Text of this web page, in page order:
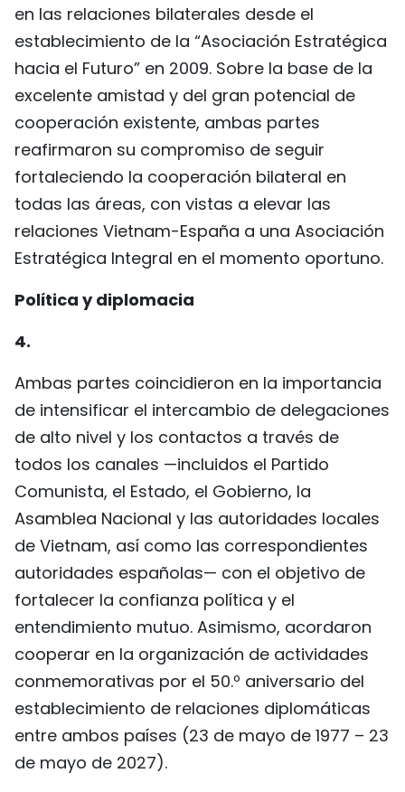
en las relaciones bilaterales desde el
establecimiento de la “Asociación Estratégica
hacia el Futuro” en 2009. Sobre la base de la
excelente amistad y del gran potencial de
cooperación existente, ambas partes
reafirmaron su compromiso de seguir
fortaleciendo la cooperación bilateral en
todas las áreas, con vistas a elevar las
relaciones Vietnam-España a una Asociación
Estratégica Integral en el momento oportuno.
Política y diplomacia
4.
Ambas partes coincidieron en la importancia
de intensificar el intercambio de delegaciones
de alto nivel y los contactos a través de
todos los canales —incluidos el Partido
Comunista, el Estado, el Gobierno, la
Asamblea Nacional y las autoridades locales
de Vietnam, así como las correspondientes
autoridades españolas— con el objetivo de
fortalecer la confianza política y el
entendimiento mutuo. Asimismo, acordaron
cooperar en la organización de actividades
conmemorativas por el 50.º aniversario del
establecimiento de relaciones diplomáticas
entre ambos países (23 de mayo de 1977 – 23
de mayo de 2027).